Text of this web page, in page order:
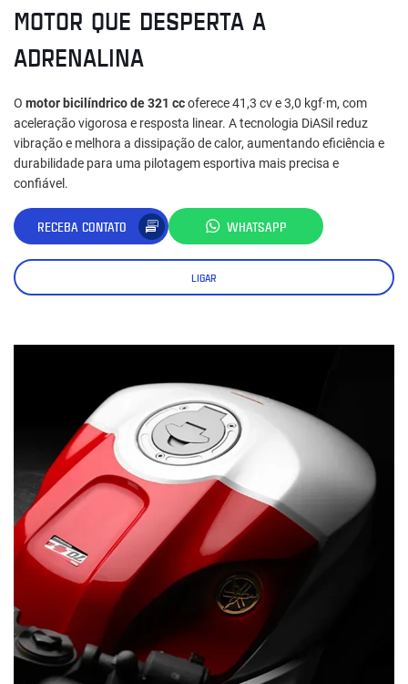
MOTOR QUE DESPERTA A
ADRENALINA
O motor bicilíndrico de 321 ccoferece 41,3 cv e 3,0 kgf·m, com
aceleração vigorosa e resposta linear. A tecnologia DiASil reduz
vibração e melhora a dissipação de calor, aumentando eficiência e
durabilidade para uma pilotagem esportiva mais precisa e
confiável.
RECEBA CONTATO WHATSAPP
LIGAR